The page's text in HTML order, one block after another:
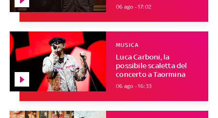
06 ago - 17:02
Luca Carboni, la
possibile scaletta del
concerto a Taormina
MUSICA
06 ago - 16:33